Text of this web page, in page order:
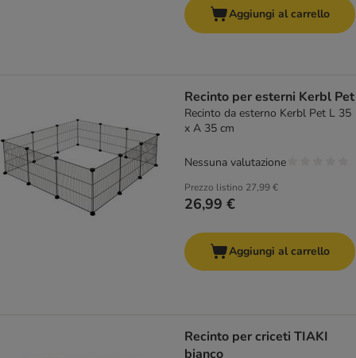
Aggiungi al carrello
Recinto per esterni Kerbl Pet
Recinto da esterno Kerbl Pet L 35
x A 35 cm
Prezzo listino 27,99 €
26,99 €
Nessuna valutazione
Aggiungi al carrello
Recinto per criceti TIAKI
bianco